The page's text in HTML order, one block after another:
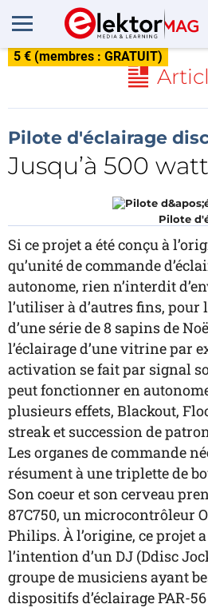
5 € (membres : GRATUIT)
Pilote d'éclairage
Jusqu’à 500
Pilote
Si ce projet a été conçu à
qu’unité de commande
autonome, rien n’interdit
l’utiliser à d’autres fins, pour
d’une série de 8 sapins de
l’éclairage d’une vitrine par
activation se fait par signal
peut fonctionner en
plusieurs effets, Blackout,
streak et succession de
Les organes de commande
résument à une triplette de
Son coeur et son cerveau
87C750, un microcontrôleur
Philips. À l’origine, ce projet
l’intention d’un DJ (Ddisc
groupe de musiciens ayant
dispositifs d’éclairage PAR-